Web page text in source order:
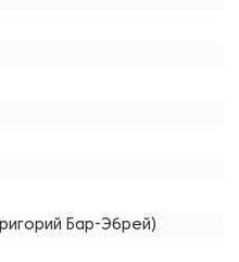
Бар-Эбрей)